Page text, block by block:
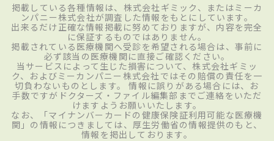
掲載している各種情報は、株式会社ギミック、またはミーカ
ンパニー株式会社が調査した情報をもとにしています。
出来るだけ正確な情報掲載に努めておりますが、内容を完全
に保証するものではありません。
掲載されている医療機関へ受診を希望される場合は、事前に
必ず該当の医療機関に直接ご確認ください。
当サービスによって生じた損害について、株式会社ギミッ
ク、およびミーカンパニー株式会社ではその賠償の責任を一
切負わないものとします。 情報に誤りがある場合には、お
手数ですがドクターズ・ファイル編集部までご連絡をいただ
けますようお願いいたします。
なお、「マイナンバーカードの健康保険証利用可能な医療機
関」の情報につきましては、厚生労働省の情報提供のもと、
情報を掲出しております。